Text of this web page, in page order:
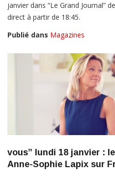
janvier dans “Le Grand Journal”
direct à partir de 18:45.
Publié dans Magazines
vous” lundi 18 janvier :
Anne-Sophie Lapix sur